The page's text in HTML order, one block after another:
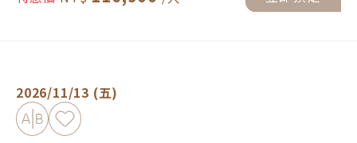
2026/11/13 (五)
加入比較加入最愛